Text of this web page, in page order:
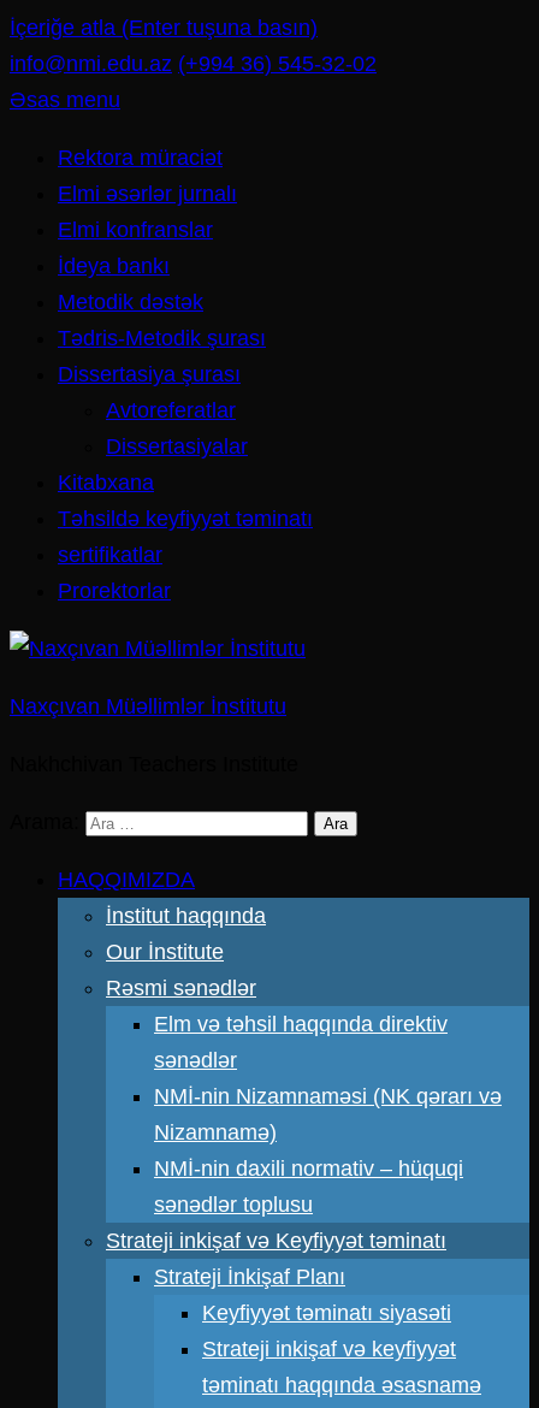
İçeriğe atla (Enter tuşuna basın)
info@nmi.edu.az (+994 36) 545-32-02
Əsas menu
Rektora müraciət
Elmi əsərlər jurnalı
Elmi konfranslar
İdeya bankı
Metodik dəstək
Tədris-Metodik şurası
Dissertasiya şurası
Avtoreferatlar
Dissertasiyalar
Kitabxana
Təhsildə keyfiyyət təminatı
sertifikatlar
Prorektorlar
Naxçıvan Müəllimlər İnstitutu
HAQQIMIZDA
İnstitut haqqında
Our İnstitute
Rəsmi sənədlər
Elm və təhsil haqqında direktiv
sənədlər
NMİ-nin Nizamnaməsi (NK qərarı və
Nizamnamə)
NMİ-nin daxili normativ – hüquqi
sənədlər toplusu
Strateji inkişaf və Keyfiyyət təminatı
Strateji İnkişaf Planı
Keyfiyyət təminatı siyasəti
Strateji inkişaf və keyfiyyət
təminatı haqqında əsasnamə